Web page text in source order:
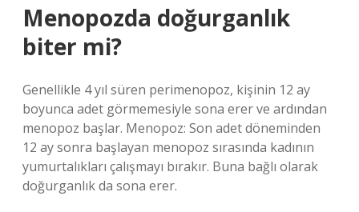
Menopozda doğurganlık
biter mi?
Genellikle 4 yıl süren perimenopoz, kişinin 12 ay
boyunca adet görmemesiyle sona erer ve ardından
menopoz başlar. Menopoz: Son adet döneminden
12 ay sonra başlayan menopoz sırasında kadının
yumurtalıkları çalışmayı bırakır. Buna bağlı olarak
doğurganlık da sona erer.